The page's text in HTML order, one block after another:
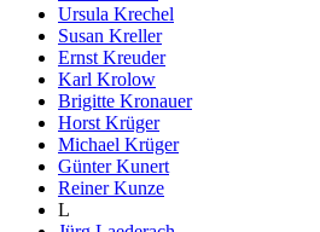
Ursula Krechel
Susan Kreller
Ernst Kreuder
Karl Krolow
Brigitte Kronauer
Horst Krüger
Michael Krüger
Günter Kunert
Reiner Kunze
L